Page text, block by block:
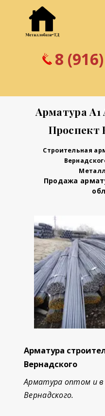
8
Арматура
Проспект
Строительная
Продажа
Арматура
Вернадского
Арматура оптом и в
Вернадского.